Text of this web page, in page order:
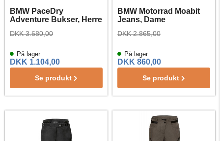
BMW PaceDry
Adventure Bukser, Herre
På lager
DKK 3.680,00
DKK 1.104,00
Se produkt
BMW Motorrad Moabit
Jeans, Dame
På lager
DKK 2.865,00
DKK 860,00
Se produkt